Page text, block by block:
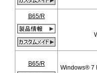
B65/R
B65/R
Windows® 7